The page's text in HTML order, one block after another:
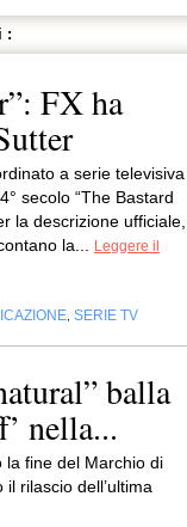
:
FX ha
a serie televisiva
secolo “The Bastard
la descrizione
la...
Leggere il
SERIE TV
balla
nella...
la fine del Marchio di
rilascio dell’ultima